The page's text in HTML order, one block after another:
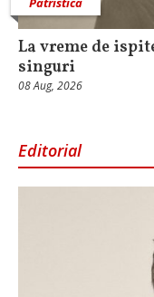
La vreme de
singuri
08 Aug, 2026
Editorial